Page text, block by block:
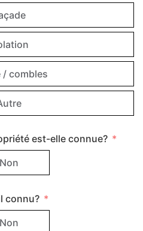
/ combles
est-elle connue?
Non
connu?
Non